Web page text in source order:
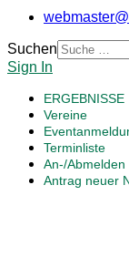
Suchen
Sign In
ERGEBNISSE
Vereine
Terminliste
An-/Abmelden
Antrag neuer